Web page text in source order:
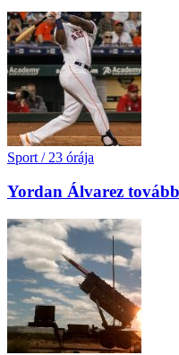
Sport / 23 órája
Yordan Álvarez